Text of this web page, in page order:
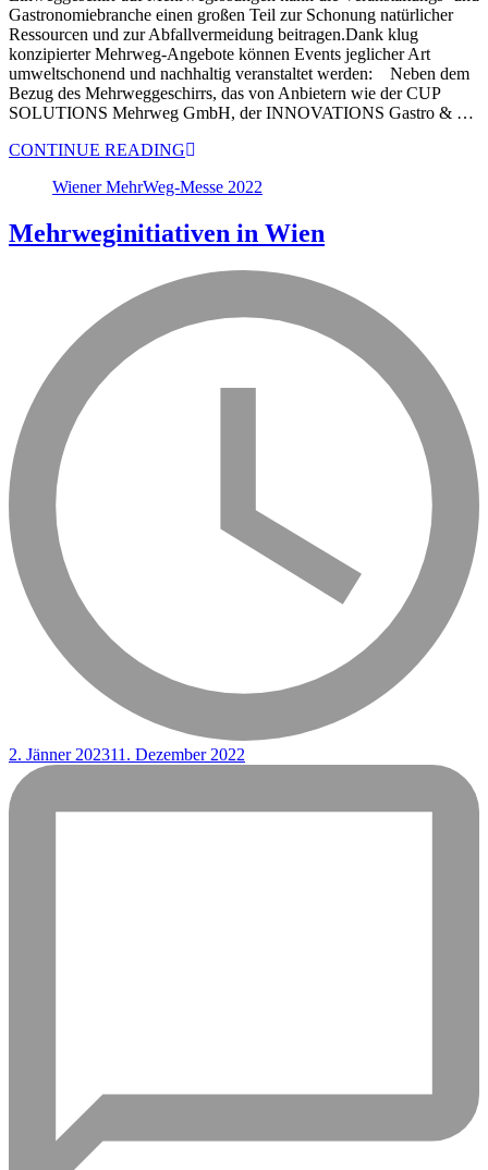
Gastronomiebranche einen großen Teil zur Schonung natürlicher
Ressourcen und zur Abfallvermeidung beitragen.Dank klug
konzipierter Mehrweg-Angebote können Events jeglicher Art
umweltschonend und nachhaltig veranstaltet werden: Neben dem
Bezug des Mehrweggeschirrs, das von Anbietern wie der CUP
SOLUTIONS Mehrweg GmbH, der INNOVATIONS Gastro & …
CONTINUE READING
Wiener MehrWeg-Messe 2022
Mehrweginitiativen in Wien
2. Jänner 202311. Dezember 2022